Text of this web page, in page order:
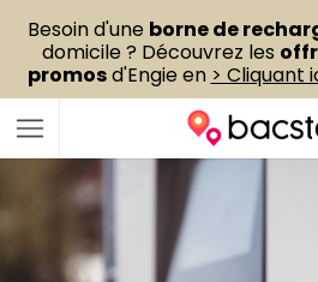
Besoin d'une borne de
domicile ? Découvrez les
promosd'Engie en > Cliquant